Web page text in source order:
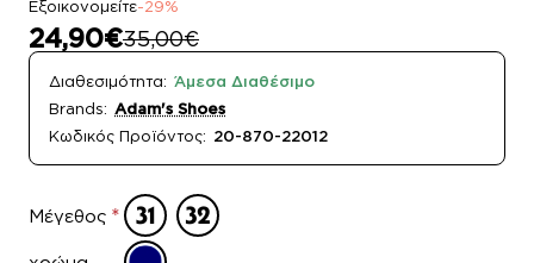
Εξοικονομείτε-29%
24,90€35,00€
Διαθεσιμότητα: Άμεσα Διαθέσιμο
Brands: Adam's Shoes
Κωδικός Προϊόντος: 20-870-22012
Μέγεθος